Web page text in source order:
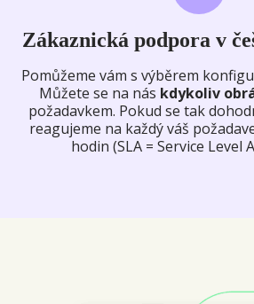
Zákaznická podpora v
Pomůžeme vám s výběrem
Můžete se na nás kdykoliv
požadavkem. Pokud se tak
reagujeme na každý váš
hodin (SLA = Service Level